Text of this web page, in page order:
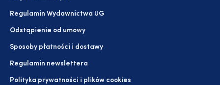
Regulamin Wydawnictwa UG
Odstąpienie od umowy
Sposoby płatności i dostawy
Regulamin newslettera
Polityka prywatności i plików cookies